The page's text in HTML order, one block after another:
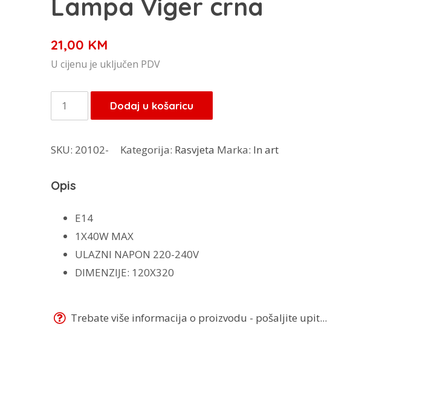
Lampa Viger crna
21,00 KM
U cijenu je uključen PDV
Lampa
Viger
količina
Dodaj u košaricu
SKU: 20102- Kategorija: Rasvjeta Marka: In art
Opis
E14
1X40W MAX
ULAZNI NAPON 220-240V
DIMENZIJE: 120X320
Trebate više informacija o proizvodu - pošaljite upit...